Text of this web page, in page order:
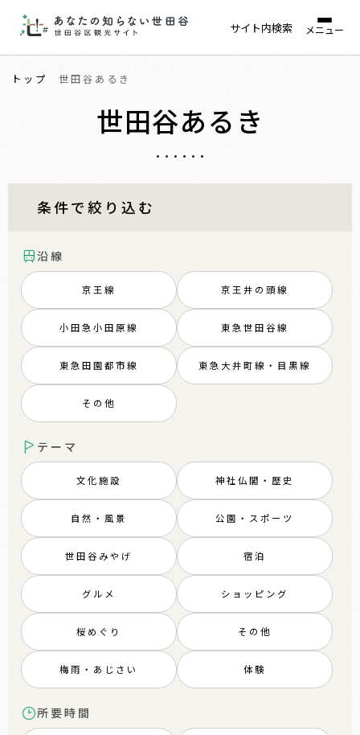
サイト内検索 メニュー
トップ 世田谷あるき
世田谷あるき
条件で絞り込む
沿線
京王線 京王井の頭線
小田急小田原線 東急世田谷線
東急田園都市線 東急大井町線・目黒線
その他
テーマ
文化施設 神社仏閣・歴史
自然・風景 公園・スポーツ
世田谷みやげ 宿泊
グルメ ショッピング
桜めぐり その他
梅雨・あじさい 体験
所要時間